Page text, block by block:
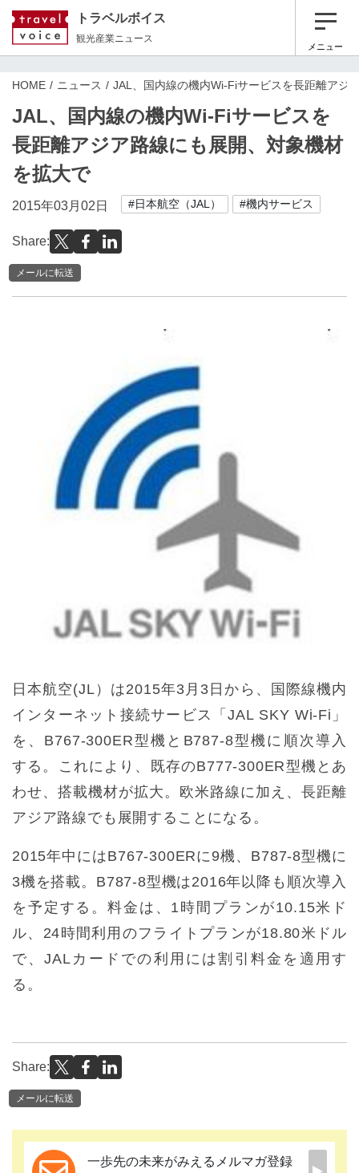
トラベルボイス
観光産業ニュース
メニュー
HOME ニュース JAL、国内線の機内Wi-Fiサービスを長距離アジ
JAL、国内線の機内Wi-Fiサービスを
長距離アジア路線にも展開、対象機材
を拡大で
2015年03月02日 #日本航空（JAL） #機内サービス
Share:
メールに転送
日本航空(JL）は2015年3月3日から、国際線機内
インターネット接続サービス「JAL SKY Wi-Fi」
を、B767-300ER型機とB787-8型機に順次導入
する。これにより、既存のB777-300ER型機とあ
わせ、搭載機材が拡大。欧米路線に加え、長距離
アジア路線でも展開することになる。
2015年中にはB767-300ERに9機、B787-8型機に
3機を搭載。B787-8型機は2016年以降も順次導入
を予定する。料金は、1時間プランが10.15米ド
ル、24時間利用のフライトプランが18.80米ドル
で、JALカードでの利用には割引料金を適用す
る。
Share:
メールに転送
一歩先の未来がみえるメルマガ登録